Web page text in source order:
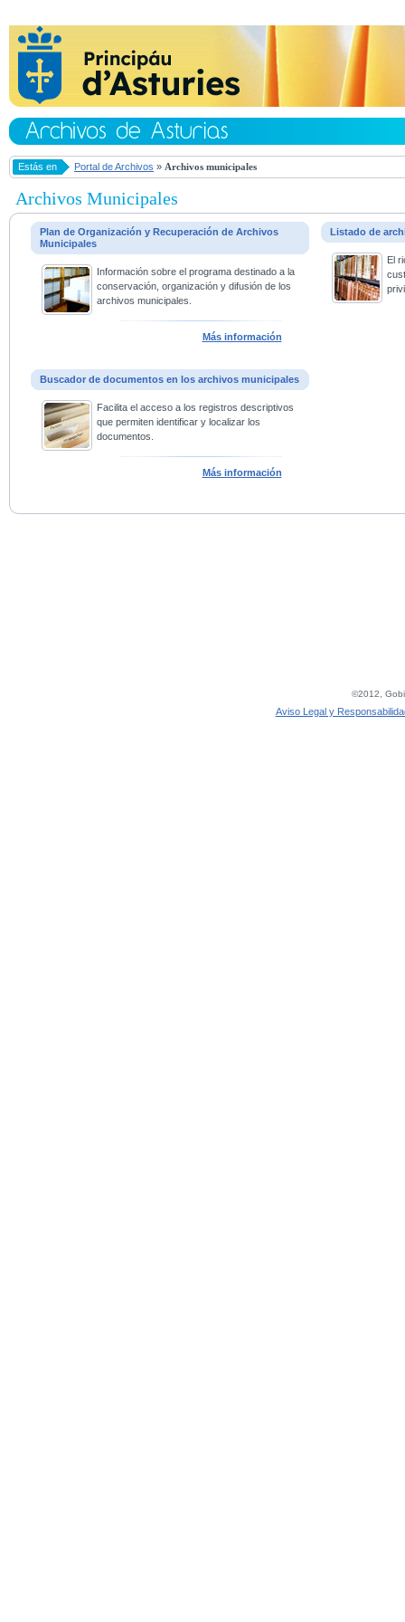
Estás en Portal de Archivos » Archivos municipales
Archivos Municipales
Plan de Organización y Recuperación de Archivos
Municipales
Información sobre el programa destinado a la
conservación, organización y difusión de los
archivos municipales.
Más información
Listado de
El
Buscador de documentos en los archivos municipales
Facilita el acceso a los registros descriptivos
que permiten identificar y localizar los
documentos.
Más información
©2012,
Aviso Legal y